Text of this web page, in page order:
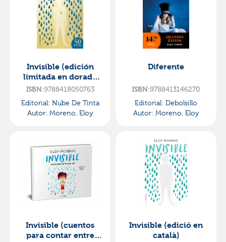
Invisible (edición
limitada en dorado
con contenido
ISBN:9788418050763
Editorial: Nube De Tinta
Autor: Moreno, Eloy
Diferente
ISBN:9788413146270
Editorial: Debolsillo
Autor: Moreno, Eloy
Invisible (cuentos
para contar entre
Invisible (edició en
català)